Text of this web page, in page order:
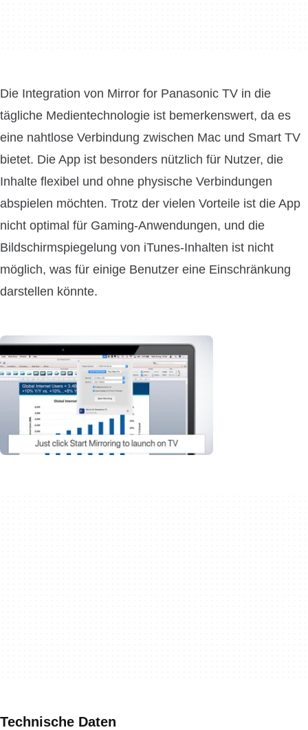
Die Integration von Mirror for Panasonic TV in die
tägliche Medientechnologie ist bemerkenswert, da es
eine nahtlose Verbindung zwischen Mac und Smart TV
bietet. Die App ist besonders nützlich für Nutzer, die
Inhalte flexibel und ohne physische Verbindungen
abspielen möchten. Trotz der vielen Vorteile ist die App
nicht optimal für Gaming-Anwendungen, und die
Bildschirmspiegelung von iTunes-Inhalten ist nicht
möglich, was für einige Benutzer eine Einschränkung
darstellen könnte.
Technische Daten